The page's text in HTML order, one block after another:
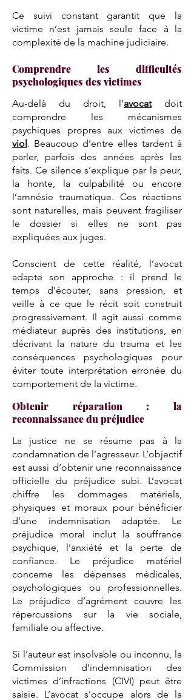
Ce suivi constant garantit que la
victime n’est jamais seule face à la
complexité de la machine judiciaire.
Comprendre les difficultés
psychologiques des victimes
Au-delà du droit, l’avocatdoit
comprendre les mécanismes
psychiques propres aux victimes de
viol. Beaucoup d’entre elles tardent à
parler, parfois des années après les
faits. Ce silence s’explique par la peur,
la honte, la culpabilité ou encore
l’amnésie traumatique. Ces réactions
sont naturelles, mais peuvent fragiliser
le dossier si elles ne sont pas
expliquées aux juges.
Conscient de cette réalité, l’avocat
adapte son approche : il prend le
temps d’écouter, sans pression, et
veille à ce que le récit soit construit
progressivement. Il agit aussi comme
médiateur auprès des institutions, en
décrivant la nature du trauma et les
conséquences psychologiques pour
éviter toute interprétation erronée du
comportement de la victime.
Obtenir réparation : la
reconnaissance du préjudice
La justice ne se résume pas à la
condamnation de l’agresseur. L’objectif
est aussi d’obtenir une reconnaissance
officielle du préjudice subi. L’avocat
chiffre les dommages matériels,
physiques et moraux pour bénéficier
d’une indemnisation adaptée. Le
préjudice moral inclut la souffrance
psychique, l’anxiété et la perte de
confiance. Le préjudice matériel
concerne les dépenses médicales,
psychologiques ou professionnelles.
Le préjudice d’agrément couvre les
répercussions sur la vie sociale,
familiale ou affective.
Si l’auteur est insolvable ou inconnu, la
Commission d’indemnisation des
victimes d’infractions (CIVI) peut être
saisie. L’avocat s’occupe alors de la